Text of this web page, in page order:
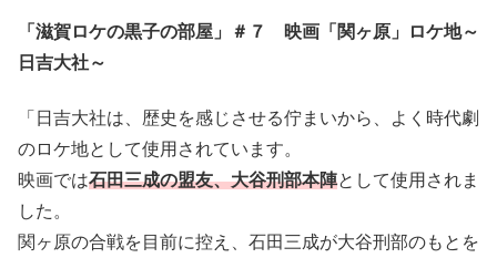
「滋賀ロケの黒子の部屋」＃７ 映画「関ヶ原」ロケ地～
日吉大社～
「日吉大社は、歴史を感じさせる佇まいから、よく時代劇
のロケ地として使用されています。
映画では石田三成の盟友、大谷刑部本陣として使用されま
した。
関ヶ原の合戦を目前に控え、石田三成が大谷刑部のもとを